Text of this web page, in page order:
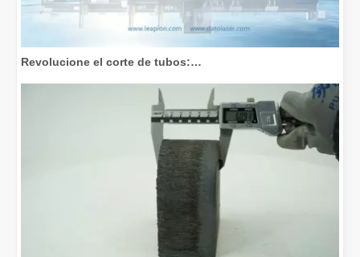
Revolucione el corte de tubos: cómo las máquinas cortadoras de tubos por láser transforman la fabricación